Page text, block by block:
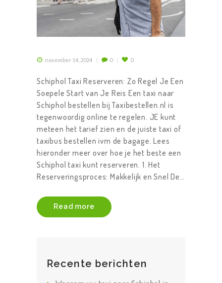
november 14, 2024 0 0
Schiphol Taxi Reserveren: Zo Regel Je Een
Soepele Start van Je Reis Een taxi naar
Schiphol bestellen bij Taxibestellen.nl is
tegenwoordig online te regelen. JE kunt
meteen het tarief zien en de juiste taxi of
taxibus bestellen ivm de bagage. Lees
hieronder meer over hoe je het beste een
Schiphol taxi kunt reserveren. 1. Het
Reserveringsproces: Makkelijk en Snel De…
Read more
Recente berichten